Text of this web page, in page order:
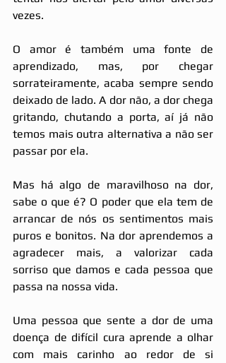
vezes.
O amor é também uma fonte de
aprendizado, mas, por chegar
sorrateiramente, acaba sempre sendo
deixado de lado. A dor não, a dor chega
gritando, chutando a porta, aí já não
temos mais outra alternativa a não ser
passar por ela.
Mas há algo de maravilhoso na dor,
sabe o que é? O poder que ela tem de
arrancar de nós os sentimentos mais
puros e bonitos. Na dor aprendemos a
agradecer mais, a valorizar cada
sorriso que damos e cada pessoa que
passa na nossa vida.
Uma pessoa que sente a dor de uma
doença de difícil cura aprende a olhar
com mais carinho ao redor de si